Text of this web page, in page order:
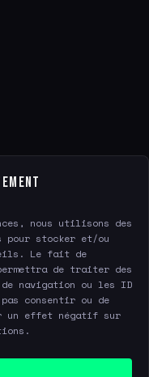
nous utilisons des
pour stocker et/ou
Le fait de
de traiter des
de navigation ou les ID
consentir ou de
un effet négatif sur